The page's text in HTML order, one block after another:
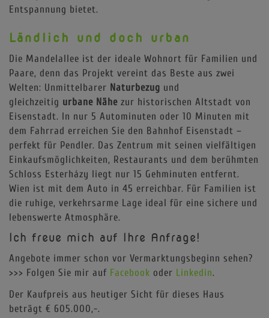
Entspannung bietet.
Ländlich und doch urban
Die Mandelallee ist der ideale Wohnort für Familien und
Paare, denn das Projekt vereint das Beste aus zwei
Welten: Unmittelbarer Naturbezug und
gleichzeitig urbane Nähe zur historischen Altstadt von
Eisenstadt. In nur 5 Autominuten oder 10 Minuten mit
dem Fahrrad erreichen Sie den Bahnhof Eisenstadt –
perfekt für Pendler. Das Zentrum mit seinen vielfältigen
Einkaufsmöglichkeiten, Restaurants und dem berühmten
Schloss Esterházy liegt nur 15 Gehminuten entfernt.
Wien ist mit dem Auto in 45 erreichbar. Für Familien ist
die ruhige, verkehrsarme Lage ideal für eine sichere und
lebenswerte Atmosphäre.
Ich freue mich auf Ihre Anfrage!
Angebote immer schon vor Vermarktungsbeginn sehen?
>>> Folgen Sie mir auf Facebook oder Linkedin.
Der Kaufpreis aus heutiger Sicht für dieses Haus
beträgt € 605.000,-.